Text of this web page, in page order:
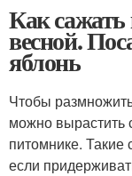
Как сажать
весной.
яблонь
Чтобы
можно вырастить
питомнике.
если